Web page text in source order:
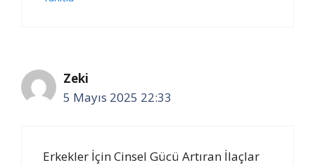
Zeki
5 Mayıs 2025 22:33
Erkekler İçin Cinsel Gücü Artıran İlaçlar